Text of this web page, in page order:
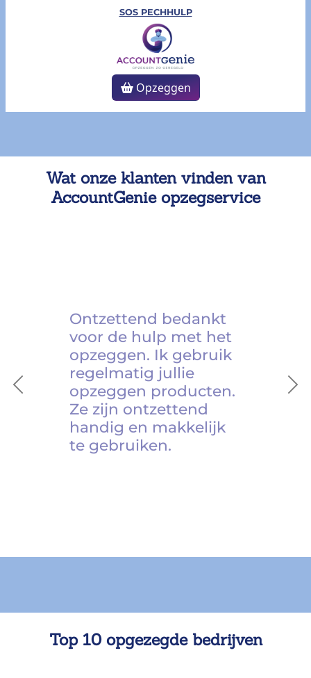
SOS PECHHULP
Opzeggen
Wat onze klanten vinden van
AccountGenie opzegservice
Previous
Ontzettend bedankt
voor de hulp met het
opzeggen. Ik gebruik
regelmatig jullie
opzeggen producten.
Ze zijn ontzettend
handig en makkelijk
te gebruiken.
Top 10 opgezegde bedrijven